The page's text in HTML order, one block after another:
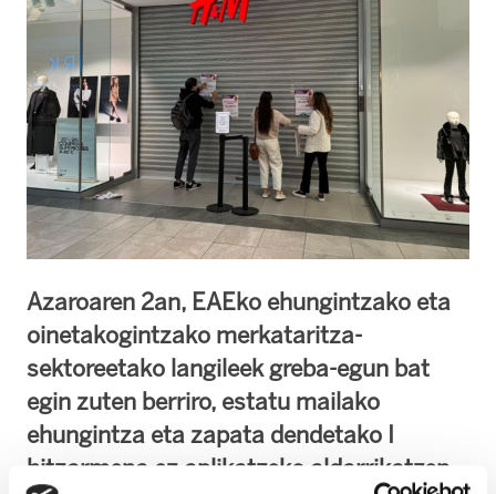
Azaroaren 2an, EAEko ehungintzako eta
oinetakogintzako merkataritza-
sektoreetako langileek greba-egun bat
egin zuten berriro, estatu mailako
ehungintza eta zapata dendetako I
hitzarmena ez aplikatzeko aldarrikatzen.